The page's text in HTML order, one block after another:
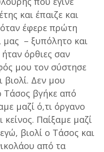
και έπαιζε και
έφερε πρώτη
μας – ξυπόλητο και
όρθιες σαν
μου τον σύστησε
βιολί. Δεν μου
Τάσος βγήκε από
μαζί ό,τι όργανο
κείνος. Παίξαμε μαζί
βιολί ο Τάσος και
από τα